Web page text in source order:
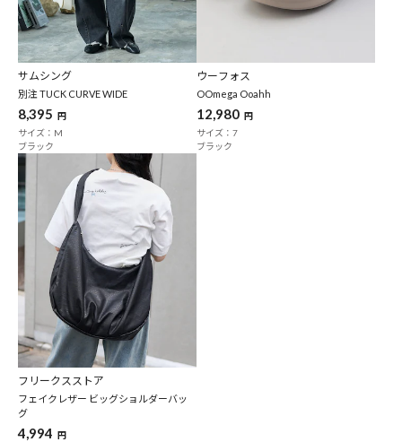
サムシング
別注 TUCK CURVE WIDE
8,395 円
サイズ：M
ブラック
ウーフォス
OOmega Ooahh
12,980 円
サイズ：7
ブラック
フリークスストア
フェイクレザー ビッグショルダーバッ
グ
4,994 円